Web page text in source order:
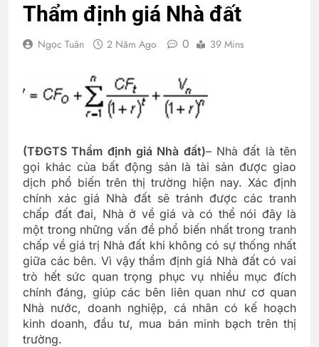
Thẩm định giá Nhà đất
Ngọc Tuân 2 Năm Ago 0 39 Mins
(TĐGTS Thẩm định giá Nhà đất)– Nhà đất là tên
gọi khác của bất động sản là tài sản được giao
dịch phổ biến trên thị trường hiện nay. Xác định
chính xác giá Nhà đất sẽ tránh được các tranh
chấp đất đai, Nhà ở về giá và có thể nói đây là
một trong những vấn đề phổ biến nhất trong tranh
chấp về giá trị Nhà đất khi không có sự thống nhất
giữa các bên. Vì vậy thẩm định giá Nhà đất có vai
trò hết sức quan trọng phục vụ nhiều mục đích
chính đáng, giúp các bên liên quan như cơ quan
Nhà nước, doanh nghiệp, cá nhân có kế hoạch
kinh doanh, đầu tư, mua bán minh bạch trên thị
trường.